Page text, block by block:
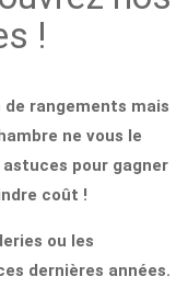
!
de rangements mais
ne vous le
pour gagner
coût !
ou les
dernières années.